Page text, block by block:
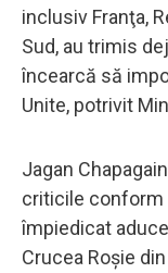
inclusiv Franţa,
Sud, au trimis
încearcă să
Unite, potrivit
Jagan
criticile conform
împiedicat
Crucea Roşie